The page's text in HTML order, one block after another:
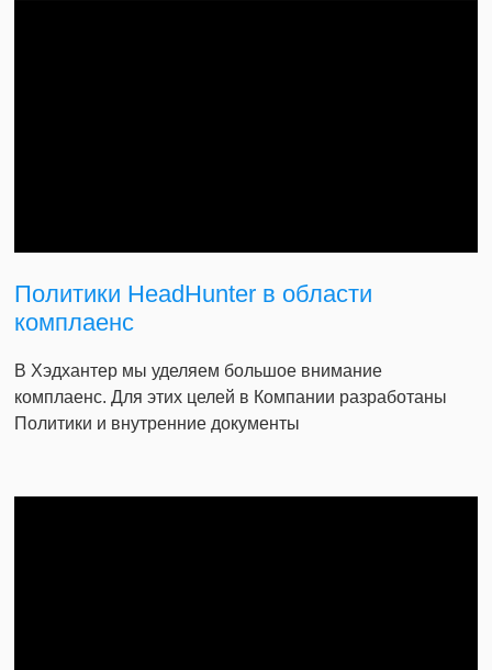
Политики HeadHunter в области
комплаенс
В Хэдхантер мы уделяем большое внимание
комплаенс. Для этих целей в Компании разработаны
Политики и внутренние документы